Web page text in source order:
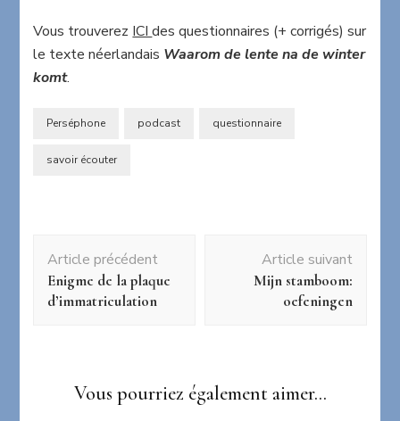
Vous trouverez ICIdes questionnaires (+ corrigés) sur
le texte néerlandais Waarom de lente na de winter
komt.
Perséphone podcast questionnaire
savoir écouter
d'article
Article précédent
Enigme de la plaque
d’immatriculation
Article suivant
Mijn stamboom:
oefeningen
Vous pourriez également aimer...